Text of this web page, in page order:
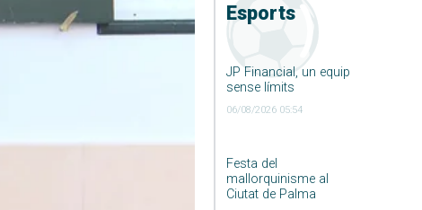
Esports
JP Financial, un equip
sense límits
06/08/2026 05:54
Festa del
mallorquinisme al
Ciutat de Palma